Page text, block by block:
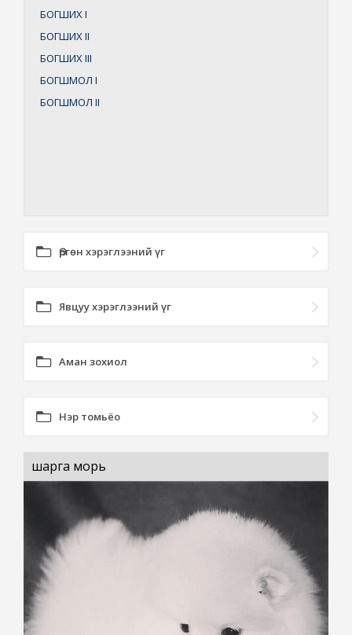
БОГШИХI
БОГШИХII
БОГШИХIII
БОГШМОЛ I
БОГШМОЛ II
Өргөн хэрэглээний үг
Явцуу хэрэглээний үг
Аман зохиол
Нэр томьёо
шарга морь